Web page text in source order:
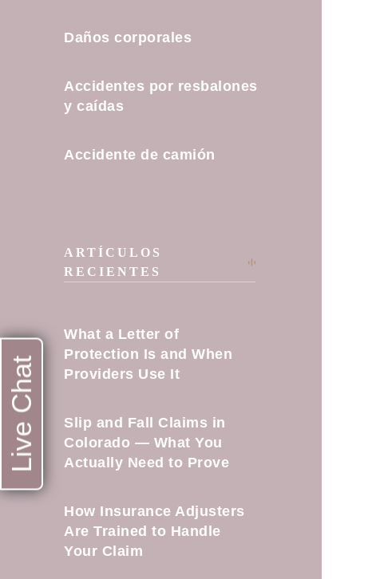
Daños corporales
Accidentes por resbalones
y caídas
Accidente de camión
ARTÍCULOS
RECIENTES
What a Letter of
Protection Is and When
Providers Use It
Slip and Fall Claims in
Colorado — What You
Actually Need to Prove
How Insurance Adjusters
Are Trained to Handle
Your Claim
Live Chat